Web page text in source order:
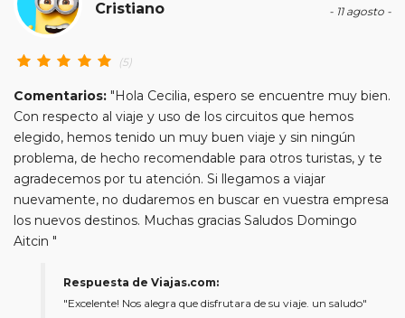
- 11 agosto -
Cristiano
(5)
Comentarios: "Hola Cecilia, espero se encuentre muy bien.
Con respecto al viaje y uso de los circuitos que hemos
elegido, hemos tenido un muy buen viaje y sin ningún
problema, de hecho recomendable para otros turistas, y te
agradecemos por tu atención. Si llegamos a viajar
nuevamente, no dudaremos en buscar en vuestra empresa
los nuevos destinos. Muchas gracias Saludos Domingo
Aitcin "
Respuesta de Viajas.com:
"Excelente! Nos alegra que disfrutara de su viaje. un saludo"